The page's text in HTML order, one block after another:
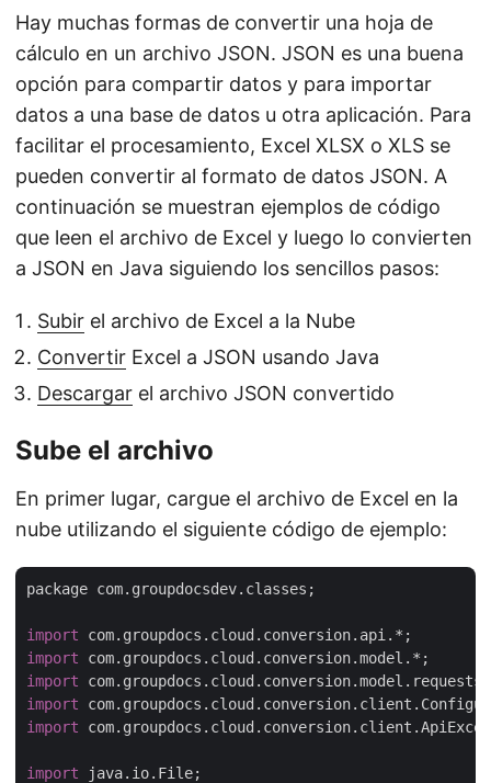
Hay muchas formas de convertir una hoja de
cálculo en un archivo JSON. JSON es una buena
opción para compartir datos y para importar
datos a una base de datos u otra aplicación. Para
facilitar el procesamiento, Excel XLSX o XLS se
pueden convertir al formato de datos JSON. A
continuación se muestran ejemplos de código
que leen el archivo de Excel y luego lo convierten
a JSON en Java siguiendo los sencillos pasos:
Subir el archivo de Excel a la Nube
Convertir Excel a JSON usando Java
Descargar el archivo JSON convertido
Sube el archivo
En primer lugar, cargue el archivo de Excel en la
nube utilizando el siguiente código de ejemplo:
package com.groupdocsdev.classes;
import
import
import
import
import
import java.io.File;